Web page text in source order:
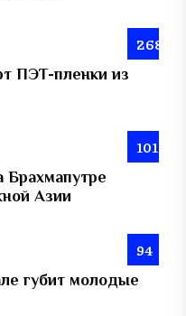
268
ПЭТ-пленки из
101
Брахмапутре
Азии
94
губит молодые